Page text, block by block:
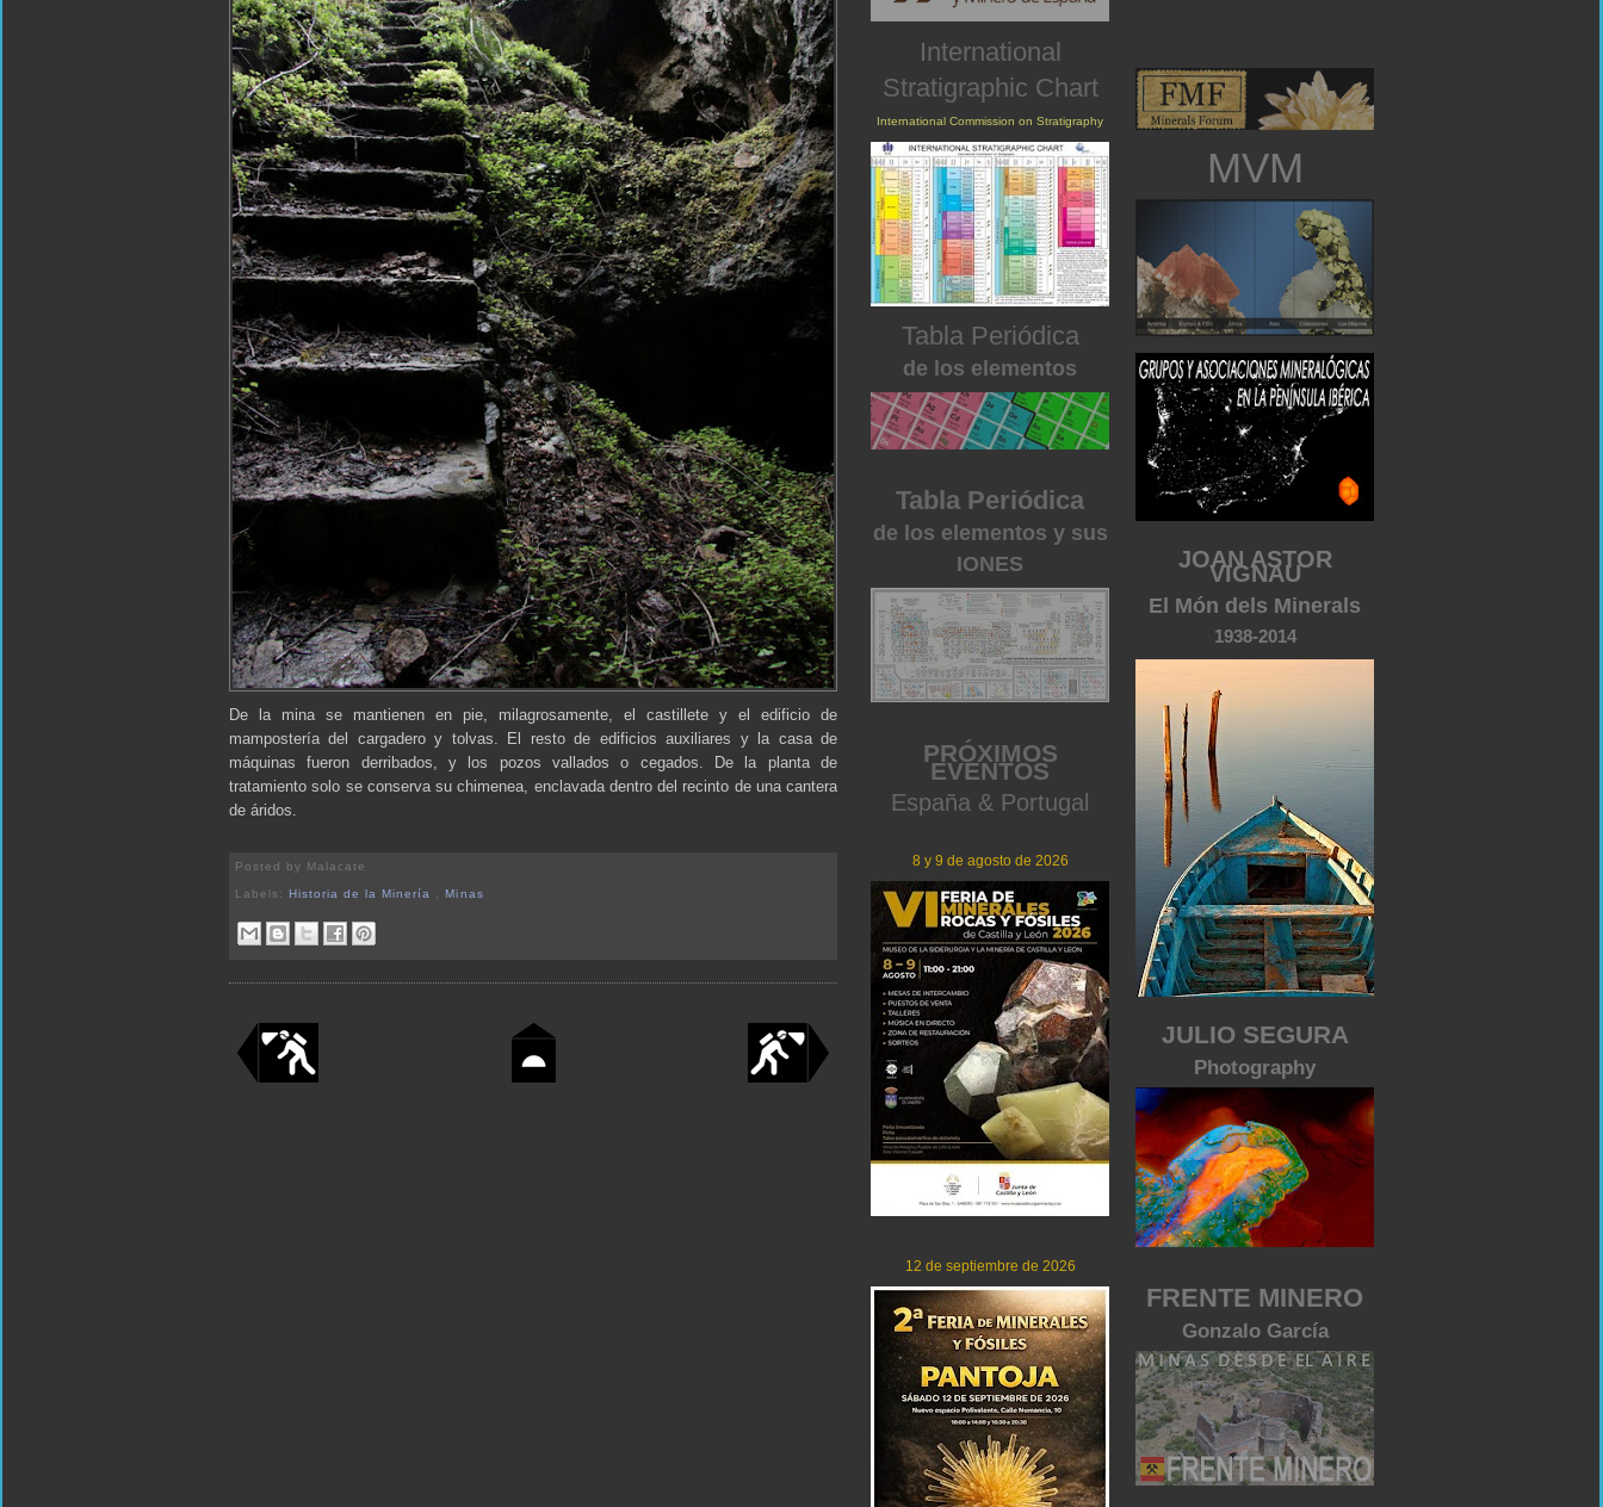
MVM
JOAN ASTOR
VIGNAU
El Món dels Minerals
1938-2014
JULIO SEGURA
Photography
FRENTE MINERO
Gonzalo García
De la mina se mantienen en pie, milagrosamente, el castillete y el edificio de
mampostería del cargadero y tolvas. El resto de edificios auxiliares y la casa de
máquinas fueron derribados, y los pozos vallados o cegados. De la planta de
tratamiento solo se conserva su chimenea, enclavada dentro del recinto de una cantera
de áridos.
Posted by Malacate
Labels:Historia de la Minería ,Minas
International
Stratigraphic Chart
International Commission on Stratigraphy
Tabla Periódica
de los elementos
Tabla Periódica
de los elementos y sus
IONES
PRÓXIMOS
EVENTOS
España & Portugal
8 y 9 de agosto de 2026
12 de septiembre de 2026